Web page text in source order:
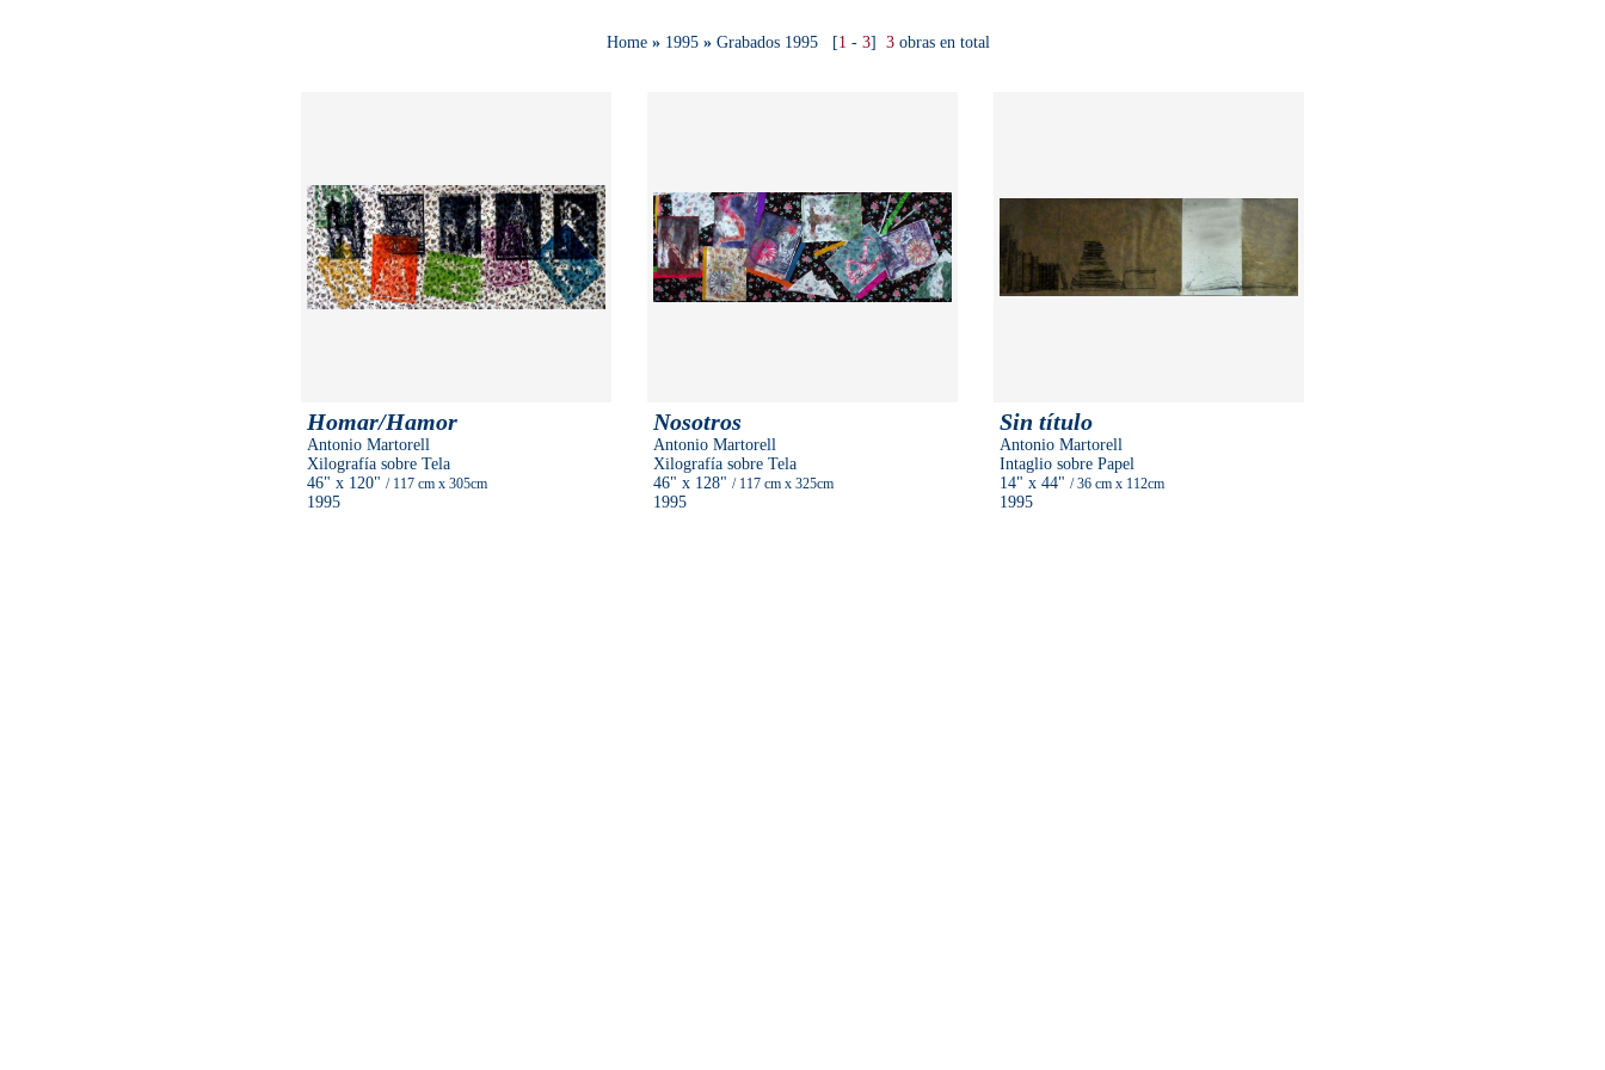
Home » 1995 »Grabados 1995 [1 -3] 3 obras en total
Homar/Hamor
Antonio Martorell
Xilografía sobre Tela
46" x 120" / 117 cm x 305cm
1995
Nosotros
Antonio Martorell
Xilografía sobre Tela
46" x 128" / 117 cm x 325cm
1995
Sin título
Antonio Martorell
Intaglio sobre Papel
14" x 44" / 36 cm x 112cm
1995